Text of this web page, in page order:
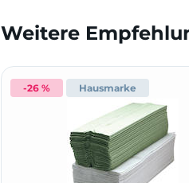
Weitere
-26 % Hausmarke